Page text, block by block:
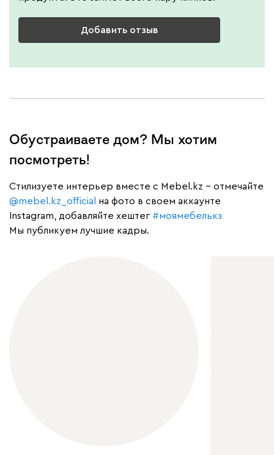
Добавить отзыв
Обустраиваете дом? Мы хотим
посмотреть!
Cтилизуете интерьер вместе с Mebel.kz – отмечайте
@mebel.kz_official
на фото в своем аккаунте
Instagram, добавляйте хештег #моямебелькз
Мы публикуем лучшие кадры.